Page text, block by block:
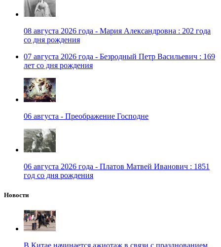
08 августа 2026 года - Мария Александровна : 202 года
со дня рождения
07 августа 2026 года - Безродный Петр Васильевич : 169
лет со дня рождения
06 августа - Преображение Господне
06 августа 2026 года - Платов Матвей Иванович : 1851
год со дня рождения
Новости